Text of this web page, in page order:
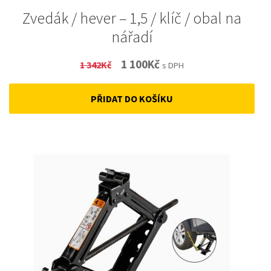
Zvedák / hever – 1,5 / klíč / obal na
nářadí
1 342Kč
Original
price
was:
1 100KčCurrent
price
is:
s DPH
PŘIDAT DO KOŠÍKU